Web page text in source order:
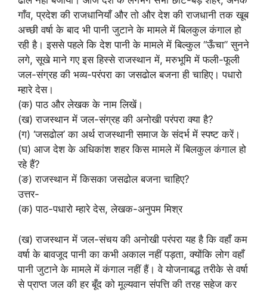
गाँव, प्रदेश की राजधानियाँ और तो और देश की राजधानी तक खूब
अच्छी वर्षा के बाद भी पानी जुटाने के मामले में बिलकुल कंगाल हो
रही है। इससे पहले कि देश पानी के मामले में बिल्कुल “ऊँचा” सुनने
लगे, सूखे माने गए इस हिस्से राजस्थान में, मरुभूमि में फली-फूली
जल-संग्रह की भव्य-परंपरा का जसढोल बजना ही चाहिए। पधारो
म्हारे देस।
(क) पाठ और लेखक के नाम लिखें।
(ख) राजस्थान में जल-संग्रह की अनोखी परंपरा क्या है?
(ग) ‘जसढोल’ का अर्थ राजस्थानी समाज के संदर्भ में स्पष्ट करें।
(घ) आज देश के अधिकांश शहर किस मामले में बिलकुल कंगाल हो
रहे हैं?
(ङ) राजस्थान में किसका जसढोल बजना चाहिए?
उत्तर-
(क) पाठ-पधारो म्हारे देस, लेखक-अनुपम मिश्र
(ख) राजस्थान में जल-संचय की अनोखी परंपरा यह है कि वहाँ कम
वर्षा के बावजूद पानी का कभी अकाल नहीं पड़ता, क्योंकि लोग वहाँ
पानी जुटाने के मामले में कंगाल नहीं हैं। वे योजनाबद्ध तरीके से वर्षा
से प्राप्त जल की हर बूँद को मूल्यवान संपत्ति की तरह सहेज कर